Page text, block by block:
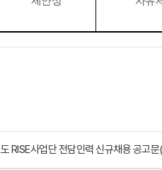
RISE사업단 전담인력 신규채용 공고